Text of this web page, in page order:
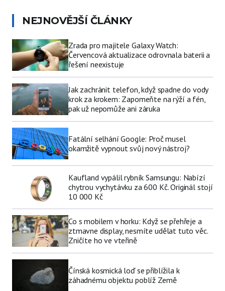
NEJNOVĚJŠÍ ČLÁNKY
Zrada pro majitele Galaxy Watch:
Červencová aktualizace odrovnala baterii a
řešení neexistuje
Jak zachránit telefon, když spadne do vody
krok za krokem: Zapomeňte na rýží a fén,
pak už nepomůže ani záruka
Fatální selhání Google: Proč musel
okamžitě vypnout svůj nový nástroj?
Kaufland vypálil rybník Samsungu: Nabízí
chytrou vychytávku za 600 Kč. Originál stojí
10 000 Kč
Co s mobilem v horku: Když se přehřeje a
ztmavne display, nesmíte udělat tuto věc.
Zničíte ho ve vteřině
Čínská kosmická loď se přiblížila k
záhadnému objektu poblíž Země